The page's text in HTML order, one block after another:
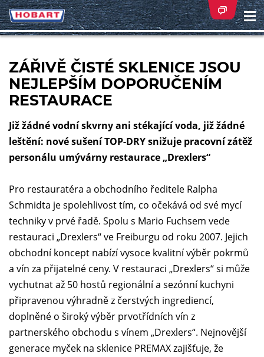
ZÁŘIVĚ ČISTÉ SKLENICE JSOU
NEJLEPŠÍM DOPORUČENÍM
RESTAURACE
Již žádné vodní skvrny ani stékající voda, již žádné
leštění: nové sušení TOP-DRY snižuje pracovní zátěž
personálu umývárny restaurace „Drexlers“
Pro restauratéra a obchodního ředitele Ralpha
Schmidta je spolehlivost tím, co očekává od své mycí
techniky v prvé řadě. Spolu s Mario Fuchsem vede
restauraci „Drexlers“ ve Freiburgu od roku 2007. Jejich
obchodní koncept nabízí vysoce kvalitní výběr pokrmů
a vín za přijatelné ceny. V restauraci „Drexlers“ si může
vychutnat až 50 hostů regionální a sezónní kuchyni
připravenou výhradně z čerstvých ingrediencí,
doplněné o široký výběr prvotřídních vín z
partnerského obchodu s vínem „Drexlers“. Nejnovější
generace myček na sklenice PREMAX zajišťuje, že